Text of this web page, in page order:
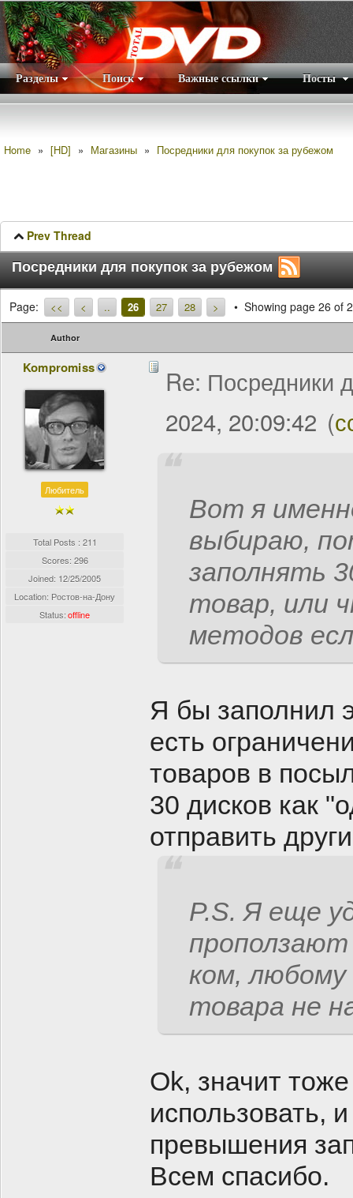
Разделы Поиск Важные ссылки Посты
Home » [HD] » Магазины » Посредники для покупок за рубежом
Prev Thread
Посредники для покупок за рубежом
Page: << < .. 26 27 28 > Showing page 26 of
Author
Kompromiss
Любитель
Total Posts : 211
Scores: 296
Joined: 12/25/2005
Location: Ростов-на-Дону
Status:offline
Re: Посредники
2024, 20:09:42 (
Вот я
выбираю,
заполнять
товар, или
методов
Я бы заполнил
есть
товаров в
30 дисков как
отправить
P.S. Я еще
проползают
ком,
товара не
Ok, значит
использовать,
превышения
Всем спасибо.